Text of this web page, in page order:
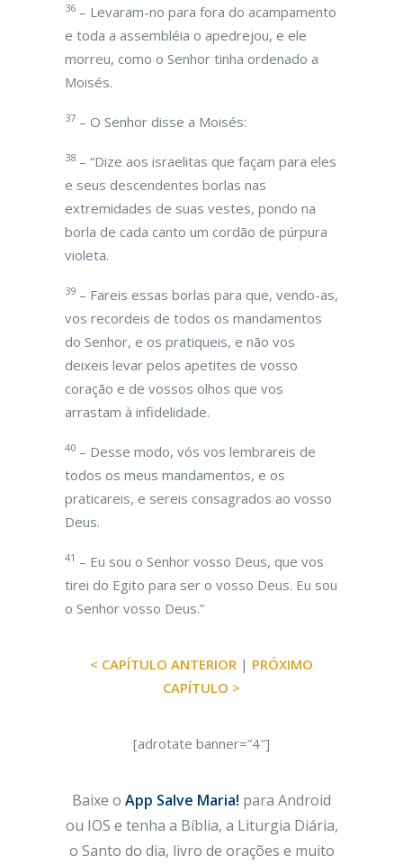
36 – Levaram-no para fora do acampamento
e toda a assembléia o apedrejou, e ele
morreu, como o Senhor tinha ordenado a
Moisés.
37 – O Senhor disse a Moisés:
38 – “Dize aos israelitas que façam para eles
e seus descendentes borlas nas
extremidades de suas vestes, pondo na
borla de cada canto um cordão de púrpura
violeta.
39 – Fareis essas borlas para que, vendo-as,
vos recordeis de todos os mandamentos
do Senhor, e os pratiqueis, e não vos
deixeis levar pelos apetites de vosso
coração e de vossos olhos que vos
arrastam à infidelidade.
40 – Desse modo, vós vos lembrareis de
todos os meus mandamentos, e os
praticareis, e sereis consagrados ao vosso
Deus.
41 – Eu sou o Senhor vosso Deus, que vos
tirei do Egito para ser o vosso Deus. Eu sou
o Senhor vosso Deus.”
< CAPÍTULO ANTERIOR | PRÓXIMO
CAPÍTULO >
[adrotate banner=”4″]
Baixe o App Salve Maria! para Android
ou IOS e tenha a Bíblia, a Liturgia Diária,
o Santo do dia, livro de orações e muito